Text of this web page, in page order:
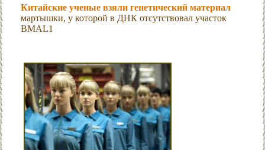
Китайские ученые взяли генетический материал
мартышки, у которой в ДНК отсутствовал участок
BMAL1